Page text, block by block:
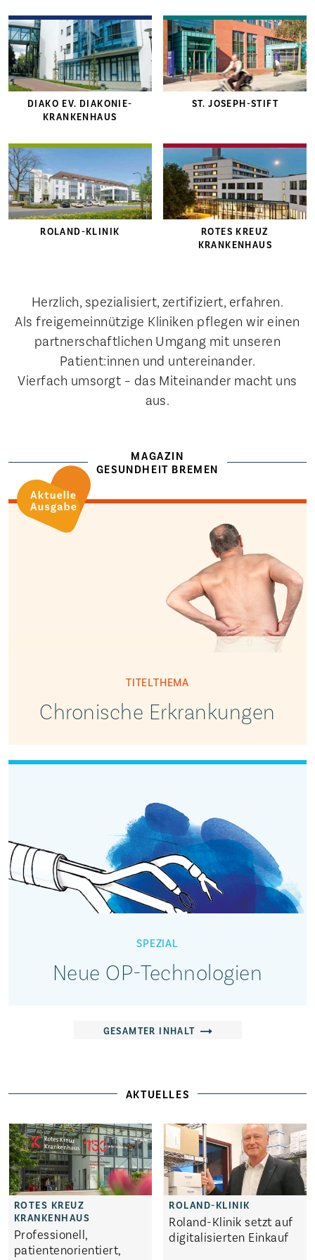
DIAKO EV. DIAKONIE-
KRANKENHAUS
ST. JOSEPH-STIFT
ROLAND-KLINIK
ROTES KREUZ
KRANKENHAUS
Herzlich, spezialisiert, zertifiziert, erfahren.
Als freigemeinnützige Kliniken pflegen wir einen
partnerschaftlichen Umgang mit unseren
Patient:innen und untereinander.
Vierfach umsorgt – das Miteinander macht uns
aus.
MAGAZIN
GESUNDHEIT BREMEN
TITELTHEMA
Chronische Erkrankungen
SPEZIAL
Neue OP-Technologien
GESAMTER INHALT
AKTUELLES
Professionell,
patientenorientiert,
Roland-Klinik setzt auf
digitalisierten Einkauf